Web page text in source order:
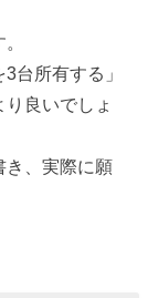
台所有する」
良いでしょ
き、実際に願